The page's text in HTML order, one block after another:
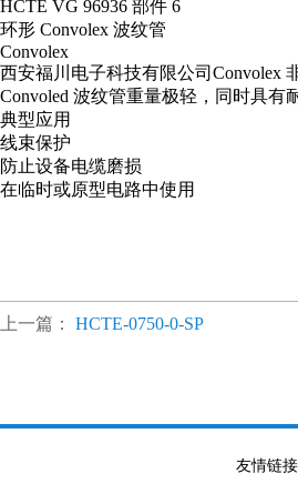
HCTE VG 96936 部件 6
环形 Convolex 波纹管
Convolex
西安福川电子科技有限公司Convolex
Convoled 波纹管重量极轻，同时具
典型应用
线束保护
防止设备电缆磨损
在临时或原型电路中使用
上一篇： HCTE-0750-0-SP
友情链接